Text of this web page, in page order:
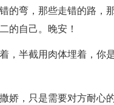
的弯，那些走错的路，
的自己。晚安！
，半截用肉体埋着，你
娇，只是需要对方耐心